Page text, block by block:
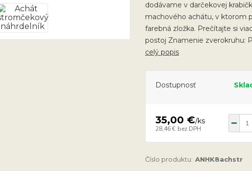
dodávame v darčekovej
machového achátu, v ktorom
farebná zložka. Prečítajte si
postoj Znamenie zverokruhu:
celý popis
Dostupnosť
35,00 €/ks
28,46 € bez DPH
Číslo produktu: ANHK8achstr